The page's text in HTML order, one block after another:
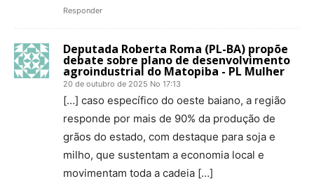
Responder
Deputada Roberta Roma (PL-BA) propõe
debate sobre plano de desenvolvimento
agroindustrial do Matopiba - PL Mulher
20 de outubro de 2025 No 17:13
[…] caso específico do oeste baiano, a região
responde por mais de 90% da produção de
grãos do estado, com destaque para soja e
milho, que sustentam a economia local e
movimentam toda a cadeia […]